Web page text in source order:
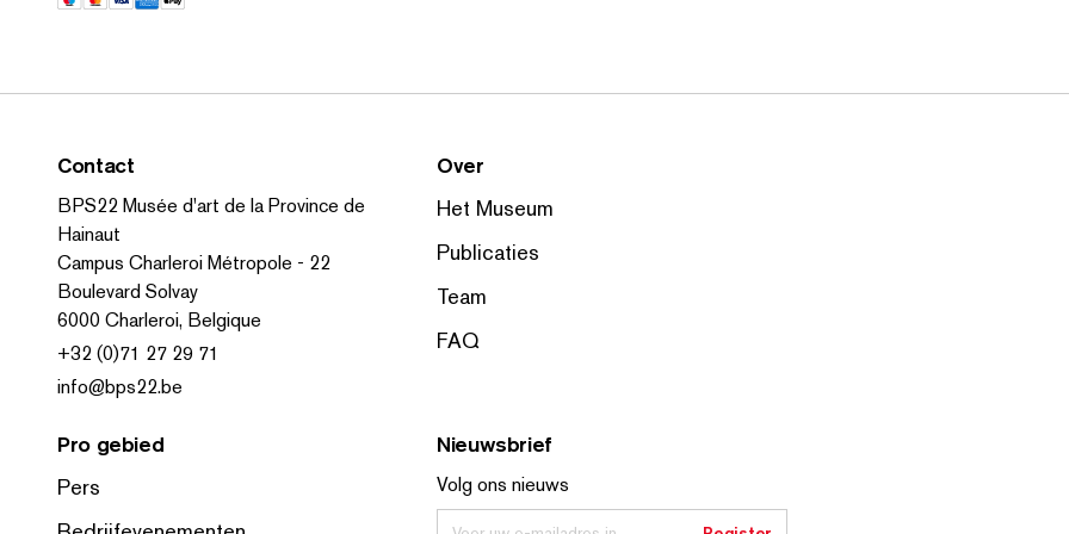
Contact
BPS22 Musée d'art de la Province de
Hainaut
Campus Charleroi Métropole - 22
Boulevard Solvay
6000 Charleroi, Belgique
+32 (0)71 27 29 71
info@bps22.be
Over
Het Museum
Publicaties
Team
FAQ
Pro gebied
Pers
Nieuwsbrief
Volg ons nieuws